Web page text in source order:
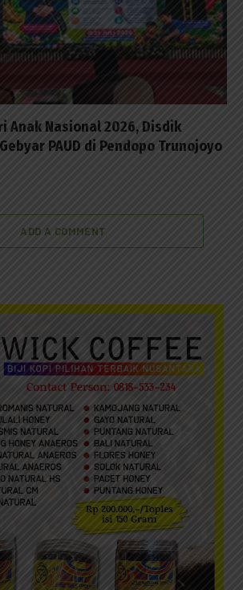
Anak Nasional 2026, Disdik
PAUD di Pendopo Trunojoyo
ADD A COMMENT